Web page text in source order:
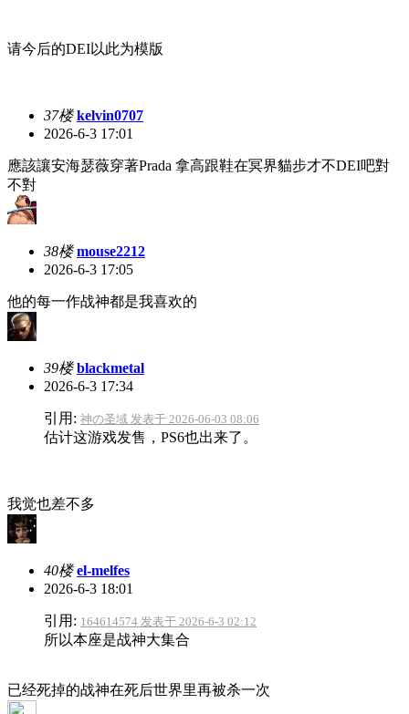
请今后的DEI以此为模版
37楼 kelvin0707
2026-6-3 17:01
應該讓安海瑟薇穿著Prada 拿高跟鞋在冥界貓步才不DEI吧對
不對
38楼 mouse2212
2026-6-3 17:05
他的每一作战神都是我喜欢的
39楼 blackmetal
2026-6-3 17:34
引用: 神の圣域 发表于 2026-06-03 08:06
估计这游戏发售，PS6也出来了。
我觉也差不多
40楼 el-melfes
2026-6-3 18:01
引用: 164614574 发表于 2026-6-3 02:12
所以本座是战神大集合
已经死掉的战神在死后世界里再被杀一次